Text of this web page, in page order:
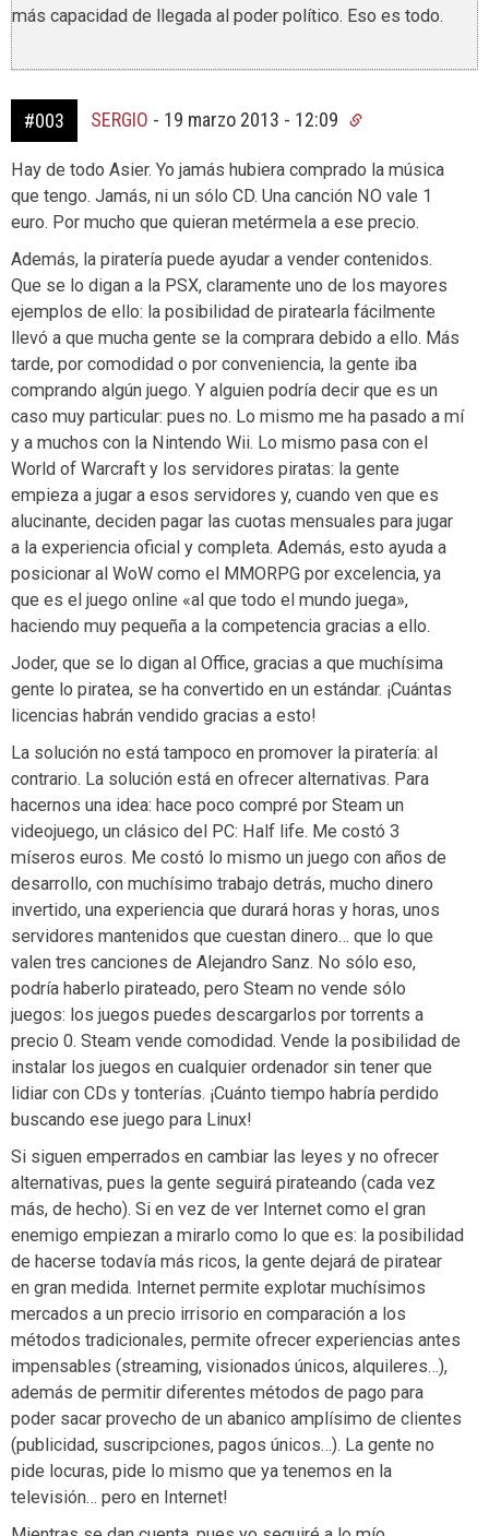
más capacidad de llegada al poder político. Eso es todo.
#003 SERGIO - 19 marzo 2013 - 12:09
Hay de todo Asier. Yo jamás hubiera comprado la música
que tengo. Jamás, ni un sólo CD. Una canción NO vale 1
euro. Por mucho que quieran metérmela a ese precio.
Además, la piratería puede ayudar a vender contenidos.
Que se lo digan a la PSX, claramente uno de los mayores
ejemplos de ello: la posibilidad de piratearla fácilmente
llevó a que mucha gente se la comprara debido a ello. Más
tarde, por comodidad o por conveniencia, la gente iba
comprando algún juego. Y alguien podría decir que es un
caso muy particular: pues no. Lo mismo me ha pasado a mí
y a muchos con la Nintendo Wii. Lo mismo pasa con el
World of Warcraft y los servidores piratas: la gente
empieza a jugar a esos servidores y, cuando ven que es
alucinante, deciden pagar las cuotas mensuales para jugar
a la experiencia oficial y completa. Además, esto ayuda a
posicionar al WoW como el MMORPG por excelencia, ya
que es el juego online «al que todo el mundo juega»,
haciendo muy pequeña a la competencia gracias a ello.
Joder, que se lo digan al Office, gracias a que muchísima
gente lo piratea, se ha convertido en un estándar. ¡Cuántas
licencias habrán vendido gracias a esto!
La solución no está tampoco en promover la piratería: al
contrario. La solución está en ofrecer alternativas. Para
hacernos una idea: hace poco compré por Steam un
videojuego, un clásico del PC: Half life. Me costó 3
míseros euros. Me costó lo mismo un juego con años de
desarrollo, con muchísimo trabajo detrás, mucho dinero
invertido, una experiencia que durará horas y horas, unos
servidores mantenidos que cuestan dinero… que lo que
valen tres canciones de Alejandro Sanz. No sólo eso,
podría haberlo pirateado, pero Steam no vende sólo
juegos: los juegos puedes descargarlos por torrents a
precio 0. Steam vende comodidad. Vende la posibilidad de
instalar los juegos en cualquier ordenador sin tener que
lidiar con CDs y tonterías. ¡Cuánto tiempo habría perdido
buscando ese juego para Linux!
Si siguen emperrados en cambiar las leyes y no ofrecer
alternativas, pues la gente seguirá pirateando (cada vez
más, de hecho). Si en vez de ver Internet como el gran
enemigo empiezan a mirarlo como lo que es: la posibilidad
de hacerse todavía más ricos, la gente dejará de piratear
en gran medida. Internet permite explotar muchísimos
mercados a un precio irrisorio en comparación a los
métodos tradicionales, permite ofrecer experiencias antes
impensables (streaming, visionados únicos, alquileres…),
además de permitir diferentes métodos de pago para
poder sacar provecho de un abanico amplísimo de clientes
(publicidad, suscripciones, pagos únicos…). La gente no
pide locuras, pide lo mismo que ya tenemos en la
televisión… pero en Internet!